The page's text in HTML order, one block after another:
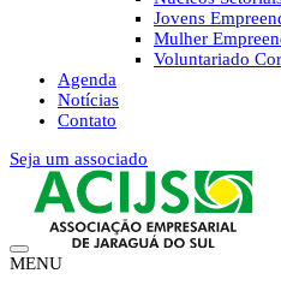
Jovens
Mulher
Voluntariado
Agenda
Notícias
Contato
Seja um associado
MENU